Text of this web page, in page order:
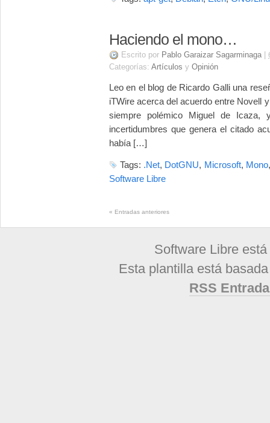
Haciendo el mono…
Escrito por Pablo Garaizar Sagarminaga
Categorías: Artículos y Opinión
Leo en el blog de Ricardo Galli una
iTWire acerca del acuerdo entre Novell
siempre polémico Miguel de
incertidumbres que genera el citado
había […]
Tags: .Net, DotGNU, Microsoft, Mono
Software Libre
« Entradas anteriores
Software Libre
Esta plantilla está
RSS